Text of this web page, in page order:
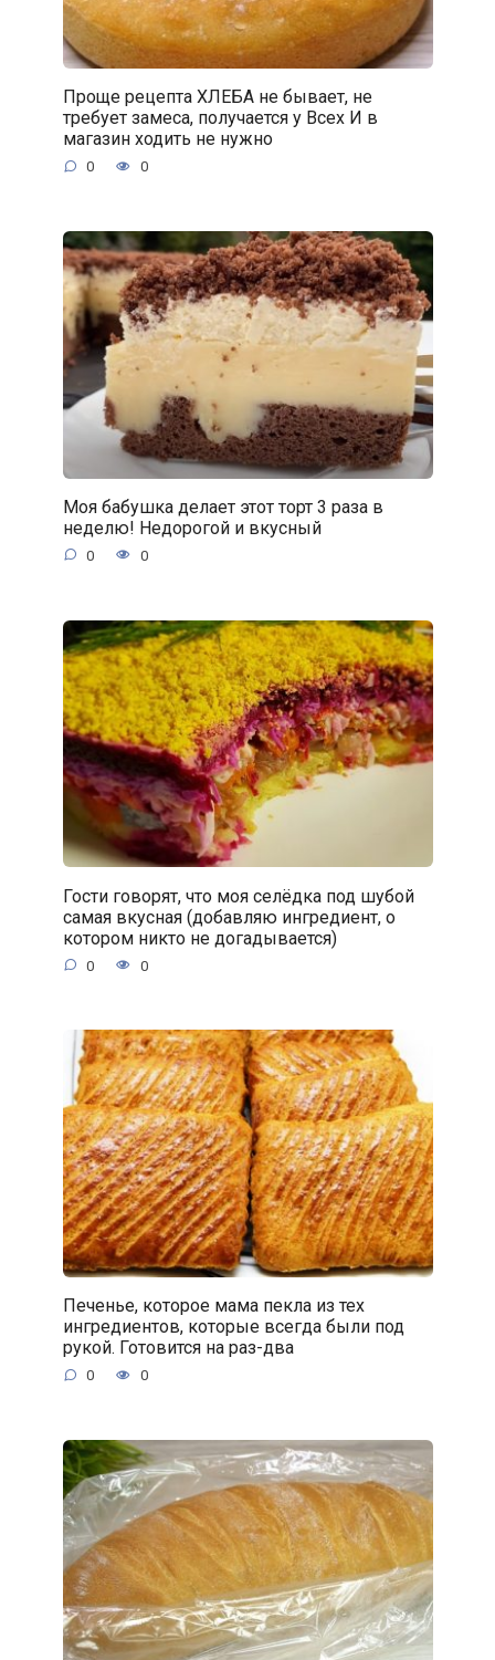
Проще рецепта ХЛЕБА не бывает, не
требует замеса, получается у Всех И в
магазин ходить не нужно
0 0
Моя бабушка делает этот торт 3 раза в
неделю! Недорогой и вкусный
0 0
Гости говорят, что моя селёдка под шубой
самая вкусная (добавляю ингредиент, о
котором никто не догадывается)
0 0
Печенье, которое мама пекла из тех
ингредиентов, которые всегда были под
рукой. Готовится на раз-два
0 0